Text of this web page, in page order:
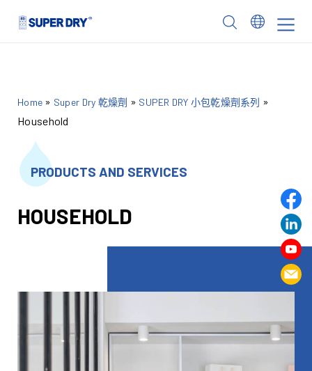
Home » Super Dry 乾燥劑 » SUPER DRY 小包乾燥劑系列 »
Household
PRODUCTS AND SERVICES
HOUSEHOLD